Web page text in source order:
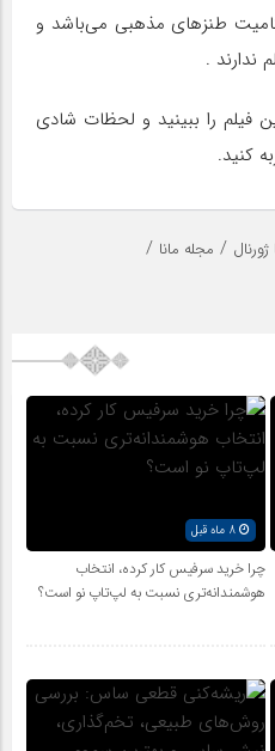
طنزهای مذهبی می‌باشد و
ندارند .
فیلم را ببینید و لحظات شادی
کنید.
ژورنال / مجله مانا /
چرا خرید سرفیس کار کرده، انتخاب
هوشمندانه‌تری نسبت به لپ‌تاپ نو است؟